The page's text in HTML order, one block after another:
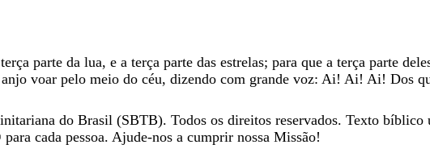
terça parte da lua, e a terça parte das estrelas; para que a terça parte
anjo voar pelo meio do céu, dizendo com grande voz: Ai! Ai! Ai! Dos
do Brasil (SBTB). Todos os direitos reservados. Texto bíblico
cada pessoa. Ajude-nos a cumprir nossa Missão!